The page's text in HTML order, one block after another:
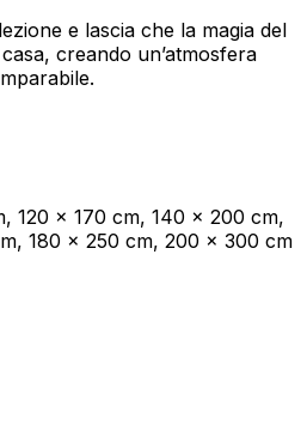
e lascia che la magia del
creando un’atmosfera
120 x 170 cm, 140 x 200 cm,
180 x 250 cm, 200 x 300 cm